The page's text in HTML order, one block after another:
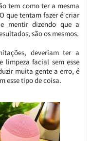
tem como ter a mesma
que tentam fazer é criar
mentir dizendo que a
são os mesmos.
deveriam ter a
limpeza facial sem esse
muita gente a erro, é
esse tipo de coisa.